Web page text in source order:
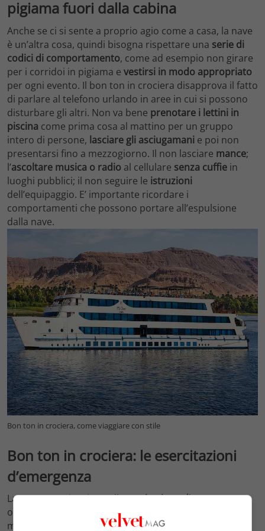
pigiama fuori dalla cabina
Anche se ci si sente a proprio agio come a casa, la nave
è un’altra cosa, quindi bisogna rispettare una serie di
codici di comportamento, come ad esempio non girare
per i corridoi in pigiama e vestirsi in modo appropriato
per ogni evento. Il bon ton in crociera disapprova il fatto
di parlare al telefono urlando in aree in cui si possono
disturbare gli altri. Non va bene prenotare i lettini in
piscina come prima cosa al mattino per un gruppo
intero di persone, lasciare gli asciugamani e poi non
presentarsi fino a mezzogiorno. Il non lasciare mance;
l’ascoltare musica o radio al cellulare senza cuffie in
luoghi pubblici; il non seguire le istruzioni
dell’equipaggio. E’ importante ricordare i
comportamenti che possono portare all’espulsione
dalla nave.
Bon ton in crociera, come viaggiare con stile
Bon ton in crociera: le esercitazioni
d’emergenza
La non partecipazione all’esercitazione d’emergenza
obbligatoria senza giustificazione o il rifiuto di farla è
motivo di espulsione. Inoltre è severamente vietato